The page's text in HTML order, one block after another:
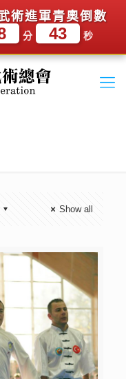
術進軍青奧倒數
分 43 秒
Show all